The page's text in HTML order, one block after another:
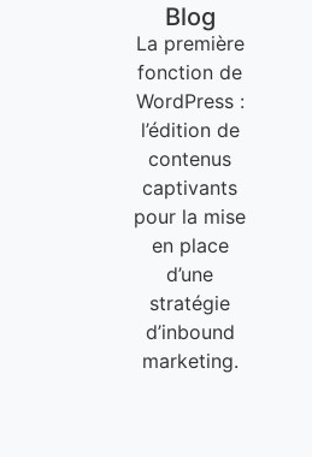
Blog
La première
fonction de
WordPress :
l’édition de
contenus
captivants
pour la mise
en place
d’une
stratégie
d’inbound
marketing.